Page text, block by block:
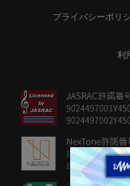
プライバシーポリ
利